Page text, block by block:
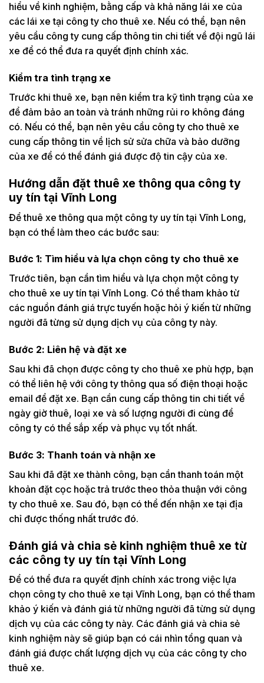
hiểu về kinh nghiệm, bằng cấp và khả năng lái xe của
các lái xe tại công ty cho thuê xe. Nếu có thể, bạn nên
yêu cầu công ty cung cấp thông tin chi tiết về đội ngũ lái
xe để có thể đưa ra quyết định chính xác.
Kiểm tra tình trạng xe
Trước khi thuê xe, bạn nên kiểm tra kỹ tình trạng của xe
để đảm bảo an toàn và tránh những rủi ro không đáng
có. Nếu có thể, bạn nên yêu cầu công ty cho thuê xe
cung cấp thông tin về lịch sử sửa chữa và bảo dưỡng
của xe để có thể đánh giá được độ tin cậy của xe.
Hướng dẫn đặt thuê xe thông qua công ty
uy tín tại Vĩnh Long
Để thuê xe thông qua một công ty uy tín tại Vĩnh Long,
bạn có thể làm theo các bước sau:
Bước 1: Tìm hiểu và lựa chọn công ty cho thuê xe
Trước tiên, bạn cần tìm hiểu và lựa chọn một công ty
cho thuê xe uy tín tại Vĩnh Long. Có thể tham khảo từ
các nguồn đánh giá trực tuyến hoặc hỏi ý kiến từ những
người đã từng sử dụng dịch vụ của công ty này.
Bước 2: Liên hệ và đặt xe
Sau khi đã chọn được công ty cho thuê xe phù hợp, bạn
có thể liên hệ với công ty thông qua số điện thoại hoặc
email để đặt xe. Bạn cần cung cấp thông tin chi tiết về
ngày giờ thuê, loại xe và số lượng người đi cùng để
công ty có thể sắp xếp và phục vụ tốt nhất.
Bước 3: Thanh toán và nhận xe
Sau khi đã đặt xe thành công, bạn cần thanh toán một
khoản đặt cọc hoặc trả trước theo thỏa thuận với công
ty cho thuê xe. Sau đó, bạn có thể đến nhận xe tại địa
chỉ được thống nhất trước đó.
Đánh giá và chia sẻ kinh nghiệm thuê xe từ
các công ty uy tín tại Vĩnh Long
Để có thể đưa ra quyết định chính xác trong việc lựa
chọn công ty cho thuê xe tại Vĩnh Long, bạn có thể tham
khảo ý kiến và đánh giá từ những người đã từng sử dụng
dịch vụ của các công ty này. Các đánh giá và chia sẻ
kinh nghiệm này sẽ giúp bạn có cái nhìn tổng quan và
đánh giá được chất lượng dịch vụ của các công ty cho
thuê xe.